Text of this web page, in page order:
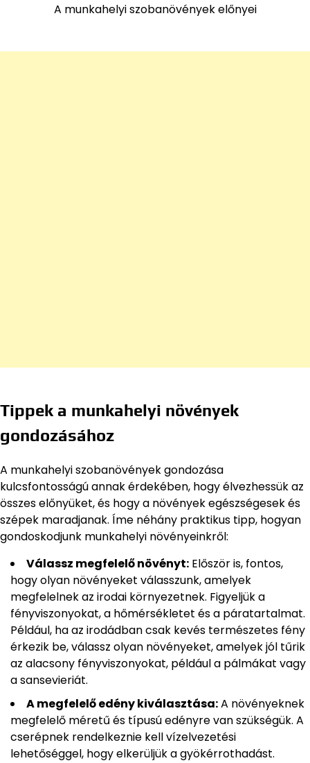
A munkahelyi szobanövények előnyei
Tippek a munkahelyi növények
gondozásához
A munkahelyi szobanövények gondozása
kulcsfontosságú annak érdekében, hogy élvezhessük az
összes előnyüket, és hogy a növények egészségesek és
szépek maradjanak. Íme néhány praktikus tipp, hogyan
gondoskodjunk munkahelyi növényeinkről:
Válassz megfelelő növényt: Először is, fontos,
hogy olyan növényeket válasszunk, amelyek
megfelelnek az irodai környezetnek. Figyeljük a
fényviszonyokat, a hőmérsékletet és a páratartalmat.
Például, ha az irodádban csak kevés természetes fény
érkezik be, válassz olyan növényeket, amelyek jól tűrik
az alacsony fényviszonyokat, például a pálmákat vagy
a sansevieriát.
A megfelelő edény kiválasztása:A növényeknek
megfelelő méretű és típusú edényre van szükségük. A
cserépnek rendelkeznie kell vízelvezetési
lehetőséggel, hogy elkerüljük a gyökérrothadást.